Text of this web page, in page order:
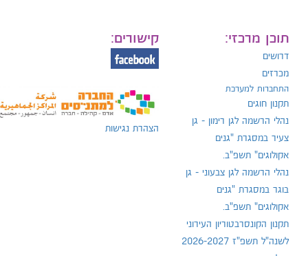
תוכן מרכזי:
דרושים
מכרזים
התחברות למערכת
תקנון חוגים
נהלי הרשמה לגן רימון - גן
צעיר במסגרת "גנים
אקולוגים" תשפ"ב.
נהלי הרשמה לגן צבעוני - גן
בוגר במסגרת "גנים
אקולוגים" תשפ"ב.
תקנון הקונסרבטוריון העירוני
לשנה"ל תשפ"ז 2026-2027
קישורים:
הצהרת נגישות